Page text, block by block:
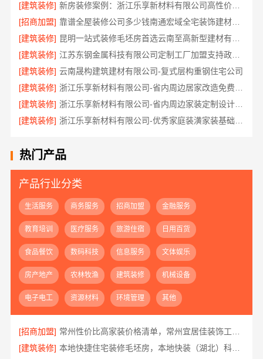
[建筑装修]
新房装修案例：浙江乐享新材料有限公司高性价比整装
[招商加盟]
靠谱全屋装修公司多少钱南通宏域全宅装饰建材有限公司透明报价
[建筑装修]
[建筑装修]
江苏东钢金属科技有限公司定制工厂加盟支持政策详解
[建筑装修] 云南晟构建筑建材有限公司-复式层构重钢住宅公司
[建筑装修]
[建筑装修]
浙江乐享新材料有限公司-省内周边家装定制设计大概报价
[建筑装修]
热门产品
产品行业分类
生活服务 商务服务 招商加盟 金融服务
教育培训 医疗服务 旅游住宿 日用百货
食品餐饮 数码科技 信息服务 文体娱乐
房产地产 农林牧渔 建筑装修 机械设备
电子电工 资源材料 环境管理 其他
[招商加盟]
[建筑装修]
本地快捷住宅装修毛坯房，本地快装（湖北）科技有限公司省心到家